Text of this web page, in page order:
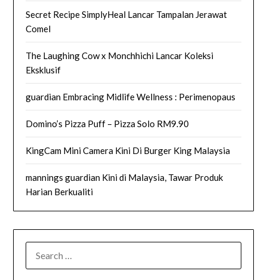
Secret Recipe SimplyHeal Lancar Tampalan Jerawat
Comel
The Laughing Cow x Monchhichi Lancar Koleksi
Eksklusif
guardian Embracing Midlife Wellness : Perimenopaus
Domino’s Pizza Puff – Pizza Solo RM9.90
KingCam Mini Camera Kini Di Burger King Malaysia
mannings guardian Kini di Malaysia, Tawar Produk
Harian Berkualiti
FOR: